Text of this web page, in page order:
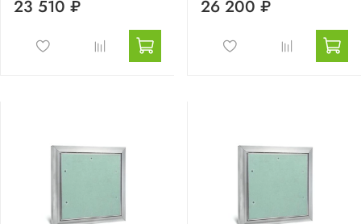
23 510 ₽ 26 200 ₽